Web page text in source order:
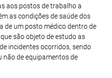
aos postos de trabalho a
as condições de saúde dos
de um posto médico dentro de
são objeto de estudo as
incidentes ocorridos, sendo
não de equipamentos de